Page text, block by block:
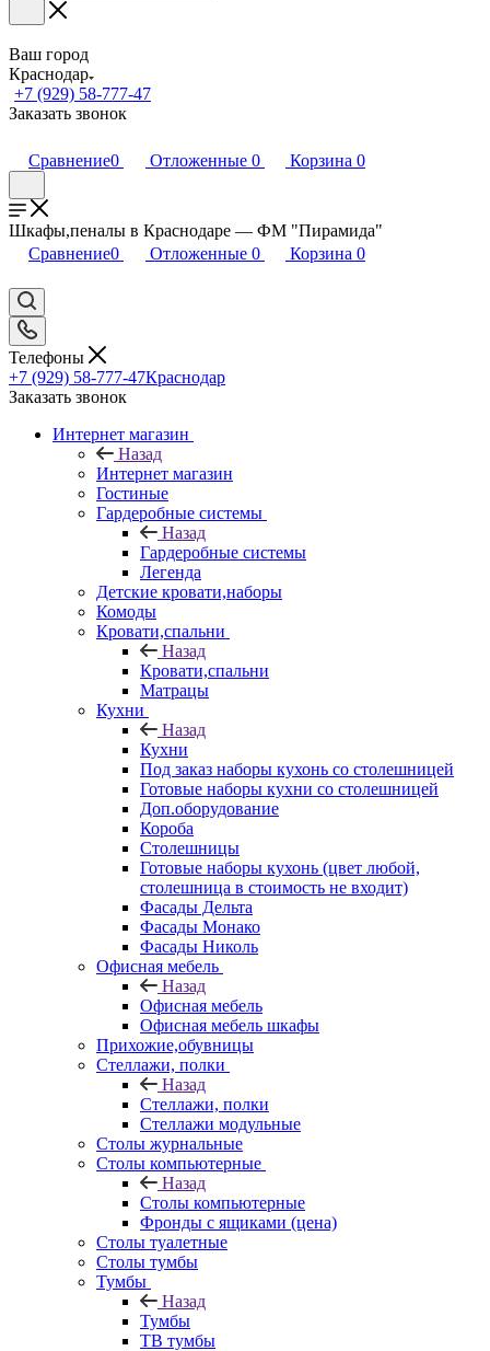
Ваш город
Краснодар
+7 (929) 58-777-47
Заказать звонок
Сравнение0 Отложенные 0 Корзина 0
Шкафы,пеналы в Краснодаре — ФМ "Пирамида"
Сравнение0 Отложенные 0 Корзина 0
Телефоны
+7 (929) 58-777-47Краснодар
Заказать звонок
Интернет магазин
Назад
Интернет магазин
Гостиные
Гардеробные системы
Назад
Гардеробные системы
Легенда
Детские кровати,наборы
Комоды
Кровати,спальни
Назад
Кровати,спальни
Матрацы
Кухни
Назад
Кухни
Под заказ наборы кухонь со столешницей
Готовые наборы кухни со столешницей
Доп.оборудование
Короба
Столешницы
Готовые наборы кухонь (цвет любой,
столешница в стоимость не входит)
Фасады Дельта
Фасады Монако
Фасады Николь
Офисная мебель
Назад
Офисная мебель
Офисная мебель шкафы
Прихожие,обувницы
Стеллажи, полки
Назад
Стеллажи, полки
Стеллажи модульные
Столы журнальные
Столы компьютерные
Назад
Столы компьютерные
Фронды с ящиками (цена)
Столы туалетные
Столы тумбы
Тумбы
Назад
Тумбы
ТВ тумбы